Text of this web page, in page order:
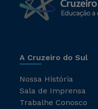
A Cruzeiro do Sul
Nossa História
Sala de Imprensa
Trabalhe Conosco